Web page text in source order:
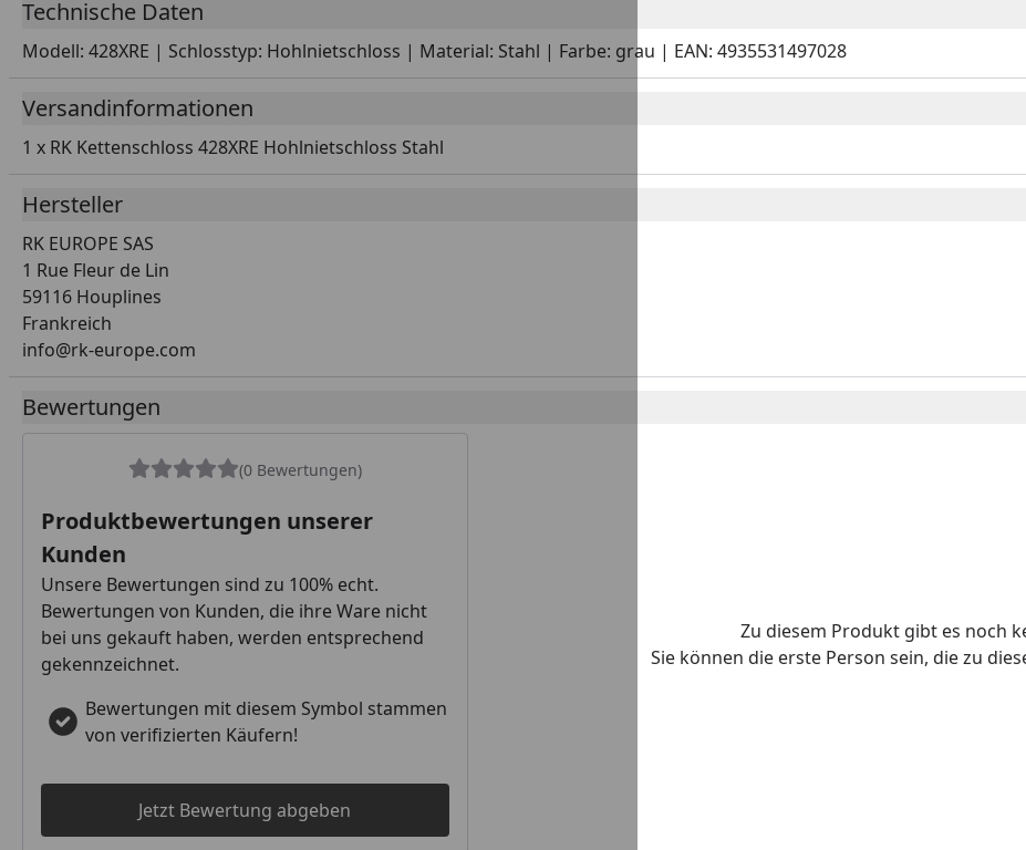
Technische Daten
Modell: 428XRE | Schlosstyp: Hohlnietschloss | Material: Stahl | Farbe: grau | EAN: 4935531497028
Versandinformationen
1 x RK Kettenschloss 428XRE Hohlnietschloss Stahl
Hersteller
RK EUROPE SAS
1 Rue Fleur de Lin
59116 Houplines
Frankreich
info@rk-europe.com
Bewertungen
(0 Bewertungen)
Produktbewertungen unserer
Kunden
Unsere Bewertungen sind zu 100% echt.
Bewertungen von Kunden, die ihre Ware nicht
bei uns gekauft haben, werden entsprechend
gekennzeichnet.
Bewertungen mit diesem Symbol stammen
von verifizierten Käufern!
Jetzt Bewertung abgeben
Zu diesem Produkt gibt es noch
Sie können die erste Person sein, die zu